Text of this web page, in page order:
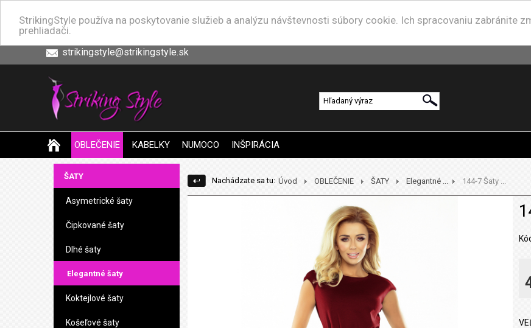
StrikingStyle používa na poskytovanie služieb a analýzu návštevnosti súbory cookie. Ich spracovaniu zabránite
prehliadači.
strikingstyle@strikingstyle.sk
OBLEČENIE KABELKY NUMOCO INŠPIRÁCIA
ŠATY
Asymetrické šaty
Čipkované šaty
Dlhé šaty
Elegantné šaty
Koktejlové šaty
Košeľové šaty
Nachádzate sa tu: Úvod OBLEČENIE ŠATY Elegantné ... 144-7 Šaty ...